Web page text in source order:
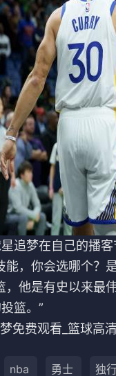
西甲
意甲
德甲
法甲
追梦在自己的播
能，你会选哪个？
，他是有史以来
篮。”
免费观看_篮球高
nba 勇士 独